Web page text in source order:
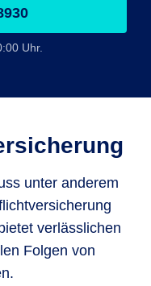
Uhr.
unter anderem
verlässlichen
Folgen von